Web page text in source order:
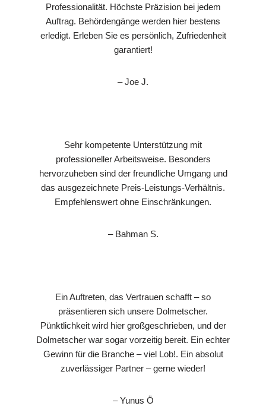
Professionalität. Höchste Präzision bei jedem
Auftrag. Behördengänge werden hier bestens
erledigt. Erleben Sie es persönlich, Zufriedenheit
garantiert!
– Joe J.
Sehr kompetente Unterstützung mit
professioneller Arbeitsweise. Besonders
hervorzuheben sind der freundliche Umgang und
das ausgezeichnete Preis-Leistungs-Verhältnis.
Empfehlenswert ohne Einschränkungen.
– Bahman S.
Ein Auftreten, das Vertrauen schafft – so
präsentieren sich unsere Dolmetscher.
Pünktlichkeit wird hier großgeschrieben, und der
Dolmetscher war sogar vorzeitig bereit. Ein echter
Gewinn für die Branche – viel Lob!. Ein absolut
zuverlässiger Partner – gerne wieder!
– Yunus Ö